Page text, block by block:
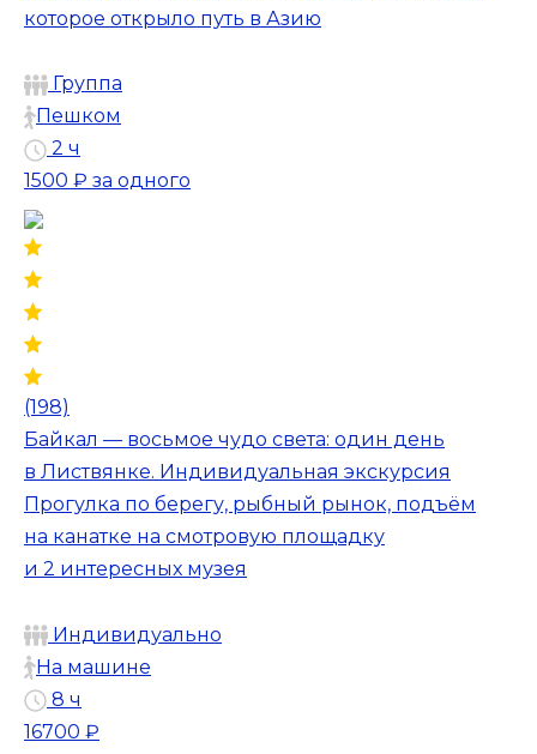
которое открыло путь в Азию
Группа
Пешком
2 ч
1500 ₽ за одного
(198)
Байкал — восьмое чудо света: один день
в Листвянке. Индивидуальная экскурсия
Прогулка по берегу, рыбный рынок, подъём
на канатке на смотровую площадку
и 2 интересных музея
Индивидуально
На машине
8 ч
16700 ₽